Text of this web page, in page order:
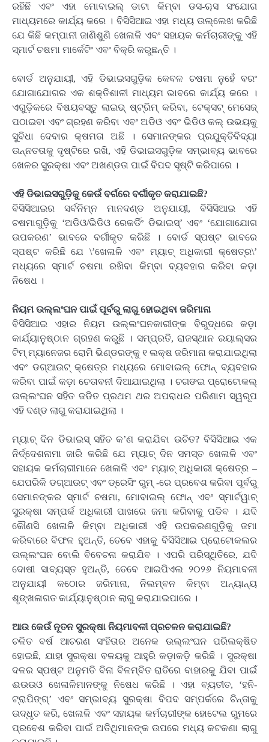
ରହିଛି ଏବଂ ଏହା ମୋବାଇଲ୍ ଡାଟା କିମ୍ବା ଡସ-ୠସ ସଂଯୋଗ
ମାଧ୍ୟମରେ କାର୍ଯ୍ୟ କରେ । ବିସିସିଆଇ ଏହା ମଧ୍ୟ ଉଲ୍ଲେଖ କରିଛି
ଯେ କିଛି କମ୍ପାନୀ ଜାଣିଶୁଣି ଖେଳାଳି ଏବଂ ସହାୟକ କର୍ମଚାରୀଙ୍କୁ ଏହି
ସ୍ମାର୍ଟ ଚଷମା ମାର୍କେଟିଂ ଏବଂ ବିକ୍ରି କରୁଛନ୍ତି ।
ବୋର୍ଡ ଅନୁଯାୟୀ, ଏହି ଡିଭାଇସଗୁଡ଼ିକ କେବଳ ଚଷମା ନୁହେଁ ବରଂ
ଯୋଗାଯୋଗର ଏକ ଶକ୍ତିଶାଳୀ ମାଧ୍ୟମ ଭାବରେ କାର୍ଯ୍ୟ କରେ ।
ଏଗୁଡ଼ିକରେ ବିଷୟବସ୍ତୁ ଲାଇଭ୍ ଷ୍ଟ୍ରିମ୍ କରିବା, ଟେକ୍ସଟ୍ ମେସେଜ୍
ପଠାଇବା ଏବଂ ଗ୍ରହଣ କରିବା ଏବଂ ଅଡିଓ ଏବଂ ଭିଡିଓ କଲ୍ ଉଭୟକୁ
ସୁବିଧା ଦେବାର କ୍ଷମତା ଅଛି । ସେମାନଙ୍କର ପ୍ରଯୁକ୍ତିବିଦ୍ୟା
ଉନ୍ନତତାକୁ ଦୃଷ୍ଟିରେ ରଖି, ଏହି ଡିଭାଇସଗୁଡ଼ିକ ସମ୍ଭାବ୍ୟ ଭାବରେ
ଖେଳର ସୁରକ୍ଷା ଏବଂ ଅଖଣ୍ଡତା ପାଇଁ ବିପଦ ସୃଷ୍ଟି କରିପାରେ ।
ଏହି ଡିଭାଇସଗୁଡ଼ିକୁ କେଉଁ ବର୍ଗରେ ବର୍ଗୀକୃତ କରାଯାଇଛି?
ବିସିସିଆଇର ସର୍ବନିମ୍ନ ମାନଦଣ୍ଡ ଅନୁଯାୟୀ, ବିସିସିଆଇ ଏହି
ଚଷମାଗୁଡ଼ିକୁ ‘ଅଡିଓ/ଭିଡିଓ ରେକର୍ଡିଂ ଡିଭାଇସ୍‌’ ଏବଂ ‘ଯୋଗାଯୋଗ
ଉପକରଣ’ ଭାବରେ ବର୍ଗୀକୃତ କରିଛି । ବୋର୍ଡ ସ୍ପଷ୍ଟ ଭାବରେ
ସ୍ପଷ୍ଟ କରିଛି ଯେ \’ଖେଳାଳି ଏବଂ ମ୍ୟାଚ୍ ଅଧିକାରୀ କ୍ଷେତ୍ର\’
ମଧ୍ୟରେ ସ୍ମାର୍ଟ ଚଷମା ରଖିବା କିମ୍ବା ବ୍ୟବହାର କରିବା କଡ଼ା
ନିଷେଧ ।
ନିୟମ ଉଲ୍ଲଂଘନ ପାଇଁ ପୂର୍ବରୁ ଲାଗୁ ହୋଇଥିବା ଜରିମାନା
ବିସିସିଆଇ ଏହାର ନିୟମ ଉଲ୍ଲଂଘନକାରୀଙ୍କ ବିରୁଦ୍ଧରେ କଡ଼ା
କାର୍ଯ୍ୟାନୁଷ୍ଠାନ ଗ୍ରହଣ କରୁଛି । ସମ୍ପ୍ରତି, ରାଜସ୍ଥାନ ରୟାଲ୍ସର
ଟିମ୍ ମ୍ୟାନେଜର ରୋମି ଭିଣ୍ଡରଙ୍କୁ ୧ ଲକ୍ଷ ଜରିମାନା କରାଯାଇଥିଲା
ଏବଂ ଡଗ୍‌ଆଉଟ୍ କ୍ଷେତ୍ର ମଧ୍ୟରେ ମୋବାଇଲ୍ ଫୋନ୍ ବ୍ୟବହାର
କରିବା ପାଇଁ କଡ଼ା ଚେତାବନୀ ଦିଆଯାଇଥିଲା । ଚଗଙଇ ପ୍ରୋଟୋକଲ୍
ଉଲ୍ଲଂଘନ ସହିତ ଜଡିତ ପ୍ରଥମ ଥର ଅପରାଧର ପରିଣାମ ସ୍ୱରୂପ
ଏହି ଦଣ୍ଡ ଲାଗୁ କରାଯାଇଥିଲା ।
ମ୍ୟାଚ୍ ଦିନ ଡିଭାଇସ୍ ସହିତ କ’ଣ କରାଯିବା ଉଚିତ? ବିସିସିଆଇ ଏକ
ନିର୍ଦ୍ଦେଶନାମା ଜାରି କରିଛି ଯେ ମ୍ୟାଚ୍ ଦିନ ସମସ୍ତ ଖେଳାଳି ଏବଂ
ସହାୟକ କର୍ମଚାରୀମାନେ ଖେଳାଳି ଏବଂ ମ୍ୟାଚ୍ ଅଧିକାରୀ କ୍ଷେତ୍ର –
ଯେପରିକି ଡଗ୍‌ଆଉଟ୍ ଏବଂ ଡ୍ରେସିଂ ରୁମ୍ -ରେ ପ୍ରବେଶ କରିବା ପୂର୍ବରୁ
ସେମାନଙ୍କର ସ୍ମାର୍ଟ ଚଷମା, ମୋବାଇଲ୍ ଫୋନ୍ ଏବଂ ସ୍ମାର୍ଟୱାଚ୍
ସୁରକ୍ଷା ସମ୍ପର୍କ ଅଧିକାରୀ ପାଖରେ ଜମା କରିବାକୁ ପଡିବ । ଯଦି
କୌଣସି ଖେଳାଳି କିମ୍ବା ଅଧିକାରୀ ଏହି ଉପକରଣଗୁଡ଼ିକୁ ଜମା
କରିବାରେ ବିଫଳ ହୁଅନ୍ତି, ତେବେ ଏହାକୁ ବିସିସିଆଇ ପ୍ରୋଟୋକଲର
ଉଲ୍ଲଂଘନ ବୋଲି ବିବେଚନା କରାଯିବ । ଏପରି ପରିସ୍ଥିତିରେ, ଯଦି
ଦୋଷୀ ସାବ୍ୟସ୍ତ ହୁଅନ୍ତି, ତେବେ ଆଇପିଏଲ ୨୦୨୬ ନିୟମାବଳୀ
ଅନୁଯାୟୀ କଠୋର ଜରିମାନା, ନିଲମ୍ବନ କିମ୍ବା ଅନ୍ୟାନ୍ୟ
ଶୃଙ୍ଖଳାଗତ କାର୍ଯ୍ୟାନୁଷ୍ଠାନ ଲାଗୁ କରାଯାଇପାରେ ।
ଆଉ କେଉଁ ନୂତନ ସୁରକ୍ଷା ନିୟମାବଳୀ ପ୍ରଚଳନ କରାଯାଇଛି?
ଚଳିତ ବର୍ଷ ଆଚରଣ ସଂହିତାର ଅନେକ ଉଲ୍ଲଂଘନ ପରିଲକ୍ଷିତ
ହୋଇଛି, ଯାହା ସୁରକ୍ଷା ବଳୟକୁ ଆହୁରି କଡ଼ାକଡ଼ି କରିଛି । ସୁରକ୍ଷା
ଦଳର ସ୍ପଷ୍ଟ ଅନୁମତି ବିନା ବିଳମ୍ବିତ ରାତିରେ ବାହାରକୁ ଯିବା ପାଇଁ
ଈଉଉଓ ଖେଳାଳିମାନଙ୍କୁ ନିଷେଧ କରିଛି । ଏହା ବ୍ୟତୀତ, ‘ହନି-
ଟ୍ରାପିଙ୍ଗ୍‌’ ଏବଂ ସମ୍ଭାବ୍ୟ ସୁରକ୍ଷା ବିପଦ ସମ୍ପର୍କରେ ଚିନ୍ତାକୁ
ଉଦ୍ଧୃତ କରି, ଖେଳାଳି ଏବଂ ସହାୟକ କର୍ମଚାରୀଙ୍କ ହୋଟେଲ ରୁମରେ
ପ୍ରବେଶ କରିବା ପାଇଁ ଅତିଥିମାନଙ୍କ ଉପରେ ମଧ୍ୟ କଟକଣା ଲାଗୁ